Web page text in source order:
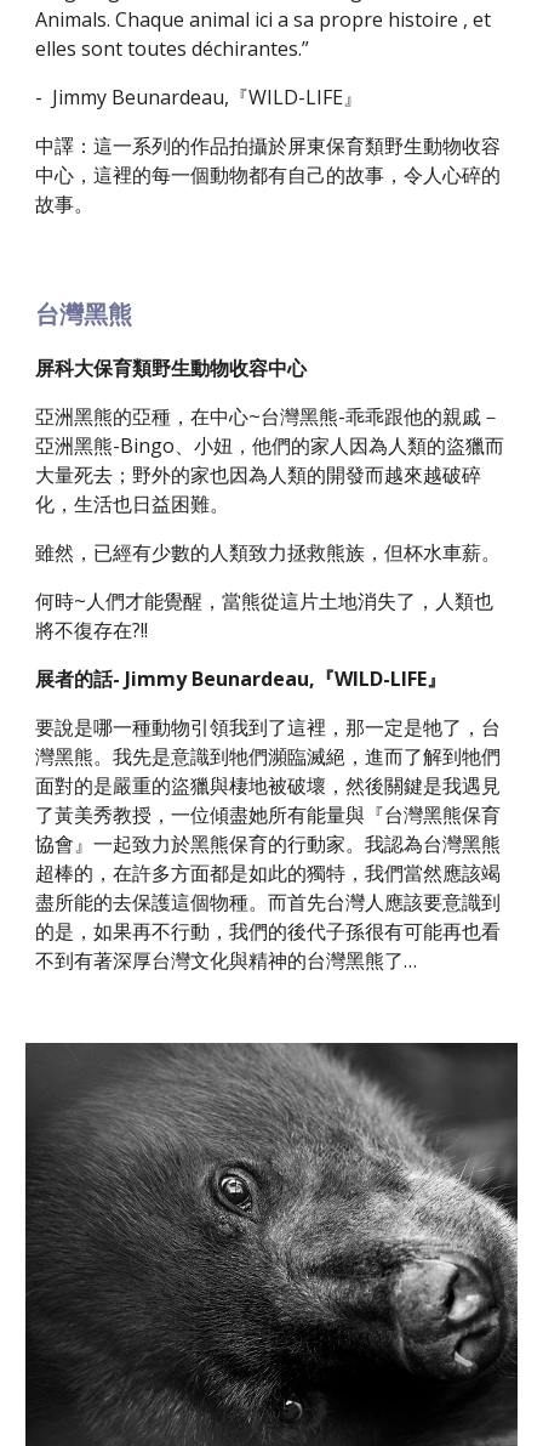
Animals. Chaque animal ici a sa propre histoire , et
elles sont toutes déchirantes.”
- Jimmy Beunardeau,『WILD-LIFE』
中譯：這一系列的作品拍攝於屏東保育類野生動物收容
中心，這裡的每一個動物都有自己的故事，令人心碎的
故事。
台灣黑熊
屏科大保育類野生動物收容中心
亞洲黑熊的亞種，在中心~台灣黑熊-乖乖跟他的親戚－
亞洲黑熊-Bingo、小妞，他們的家人因為人類的盜獵而
大量死去；野外的家也因為人類的開發而越來越破碎
化，生活也日益困難。
雖然，已經有少數的人類致力拯救熊族，但杯水車薪。
何時~人們才能覺醒，當熊從這片土地消失了，人類也
將不復存在?!!
展者的話- Jimmy Beunardeau,『WILD-LIFE』
要說是哪一種動物引領我到了這裡，那一定是牠了，台
灣黑熊。我先是意識到牠們瀕臨滅絕，進而了解到牠們
面對的是嚴重的盜獵與棲地被破壞，然後關鍵是我遇見
了黃美秀教授，一位傾盡她所有能量與『台灣黑熊保育
協會』一起致力於黑熊保育的行動家。我認為台灣黑熊
超棒的，在許多方面都是如此的獨特，我們當然應該竭
盡所能的去保護這個物種。而首先台灣人應該要意識到
的是，如果再不行動，我們的後代子孫很有可能再也看
不到有著深厚台灣文化與精神的台灣黑熊了…